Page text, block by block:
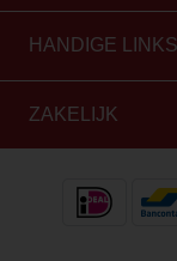
HANDIGE LINKS
ZAKELIJK